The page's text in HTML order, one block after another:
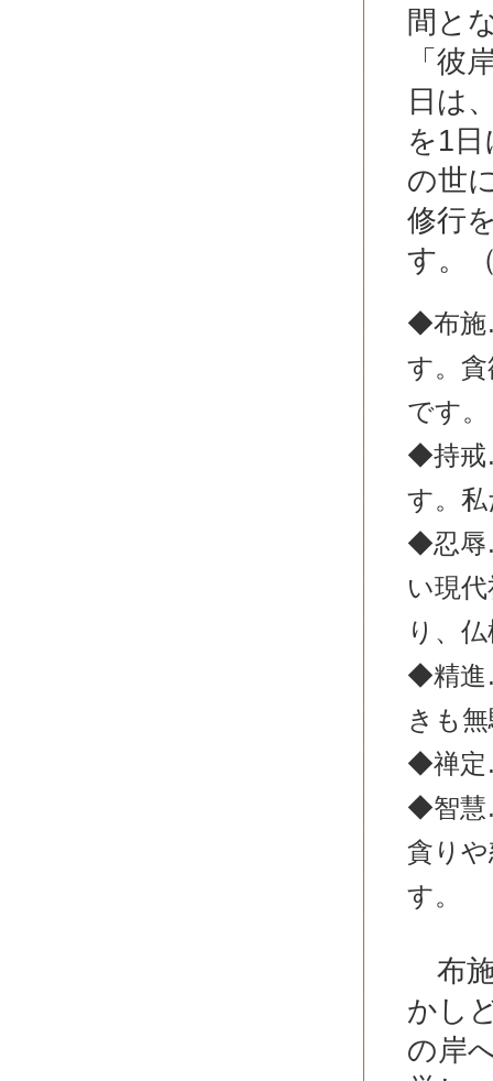
間と
「彼
日は
を1
の世
修行
す。
◆布施
す。
です。
◆持戒
す。
◆忍辱
い現
り、
◆精進
きも
◆禅定
◆智慧
貪り
す。
布施
かし
の岸